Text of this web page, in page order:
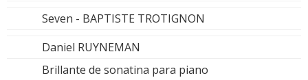
Seven - BAPTISTE TROTIGNON
Daniel RUYNEMAN
Brillante de sonatina para piano